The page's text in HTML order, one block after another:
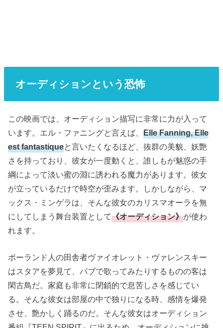
オーディションという恐怖
この映画では、オーディション描写に非常に力が入って
います。エル・ファニングと言えば、Elle Fanning, Elle
est fantastiqueと言いたくなるほど、抜群の美貌、妖艶
さを持っており、彼女が一度動くと、誰しもが魅惑の手
綱によって淡い蜜の淵に誘われる魔力があります。彼女
が立っているだけで時空が歪みます。しかしながら、マ
ックス・ミンゲラは、そんな彼女のカリスマオーラを無
にしてしまう舞台装置として《オーディション》が使わ
れます。
ポーランド人の田舎者ヴァイオレット・ヴァレンスキー
はスタアを夢見て、パブで歌ってみたりするものの客は
閑古鳥だ。家庭も非常に閉鎖的で息苦しさを感じてい
る。そんな彼女は部屋の中で独りになる時、感情を爆発
させ、艶かしく踊るのだ。そんな彼女はオーディション